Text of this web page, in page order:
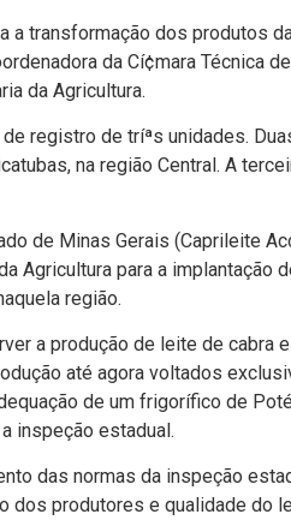
a transformação dos produtos
da Cí¢mara Técnica de
da Agricultura.
registro de tríªs unidades.
na região Central. A
de Minas Gerais (Caprileite
Agricultura para a implantação
região.
a produção de leite de cabra e
até agora voltados
de um frigorí­fico de
inspeção estadual.
das normas da inspeção
dos produtores e qualidade do